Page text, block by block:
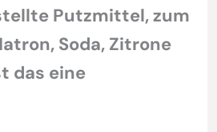
Putzmittel, zum
Soda, Zitrone
das eine